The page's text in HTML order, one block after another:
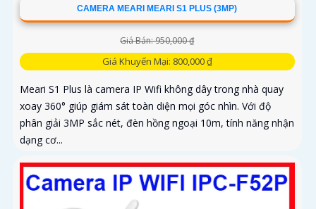
CAMERA MEARI MEARI S1 PLUS (3MP)
Giá Bán: 950,000 ₫
Giá Khuyến Mại: 800,000 ₫
Meari S1 Plus là camera IP Wifi không dây trong nhà quay
xoay 360° giúp giám sát toàn diện mọi góc nhìn. Với độ
phân giải 3MP sắc nét, đèn hồng ngoại 10m, tính năng nhận
dạng cơ...